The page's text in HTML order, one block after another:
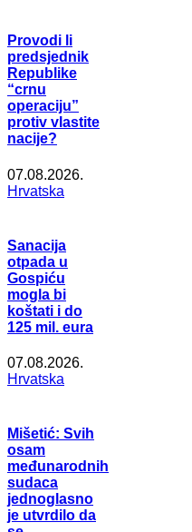
Provodi li
predsjednik
Republike
“crnu
operaciju”
protiv vlastite
nacije?
07.08.2026.
Hrvatska
Sanacija
otpada u
Gospiću
mogla bi
koštati i do
125 mil. eura
07.08.2026.
Hrvatska
Mišetić: Svih
osam
međunarodnih
sudaca
jednoglasno
je utvrdilo da